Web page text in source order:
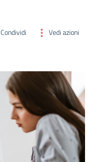
Condividi Vedi azioni